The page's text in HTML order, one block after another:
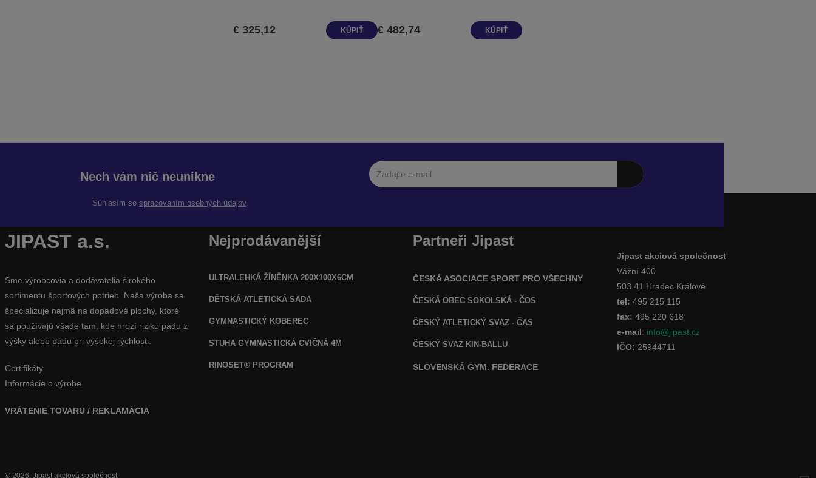
€ 325,12 KÚPIŤ € 482,74 KÚPIŤ
Nech vám nič neunikne
Súhlasím so spracovaním osobných údajov
JIPAST a.s.
Sme výrobcovia a dodávatelia širokého
sortimentu športových potrieb. Naša výroba sa
špecializuje najmä na dopadové plochy, ktoré
sa používajú všade tam, kde hrozí riziko pádu z
výšky alebo pádu pri vysokej rýchlosti.
Certifikáty
Informácie o výrobe
VRÁTENIE TOVARU / REKLAMÁCIA
Nejprodávanější
ULTRALEHKÁ ŽÍNĚNKA 200X100X6CM
DĚTSKÁ ATLETICKÁ SADA
GYMNASTICKÝ KOBEREC
STUHA GYMNASTICKÁ CVIČNÁ 4M
RINOSET® PROGRAM
Partneři Jipast
ČESKÁ ASOCIACE SPORT PRO VŠECHNY
ČESKÁ OBEC SOKOLSKÁ - ČOS
ČESKÝ ATLETICKÝ SVAZ - ČAS
ČESKÝ SVAZ KIN-BALLU
SLOVENSKÁ GYM. FEDERACE
Jipast akciová společnost
Vážní 400
503 41 Hradec Králové
tel: 495 215 115
fax: 495 220 618
e-mail: info@jipast.cz
IČO: 25944711
© 2026, Jipast akciová společnost